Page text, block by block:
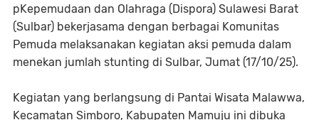
pKepemudaan dan Olahraga (Dispora) Sulawesi Barat
(Sulbar) bekerjasama dengan berbagai Komunitas
Pemuda melaksanakan kegiatan aksi pemuda dalam
menekan jumlah stunting di Sulbar, Jumat (17/10/25).
Kegiatan yang berlangsung di Pantai Wisata Malawwa,
Kecamatan Simboro, Kabupaten Mamuju ini dibuka